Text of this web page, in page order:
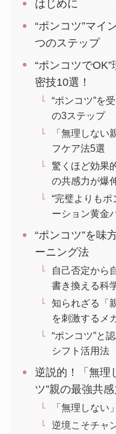
はじめに
“ポンコツ”マイ
つのステップ
“ポンコツで
密技10選！
“ポンコツ”を
の3ステップ
「無理しな
フケア法5選
驚くほど効果
の共感力が爆
“完璧よりも
ーション黄金
“ポンコツ”を味
ーニング法
自己否定から
書き換える科
知られざる「
を刺激するメ
“ポンコツ”と
シフト活用法
逆説的！「無理
ツ”親の最強共
「無理しない
逆境こそチャ